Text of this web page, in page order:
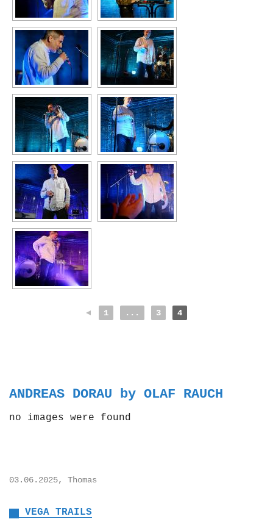
◄ 1 ... 3 4
ANDREAS DORAU by OLAF RAUCH
no images were found
03.06.2025, Thomas
VEGA TRAILS